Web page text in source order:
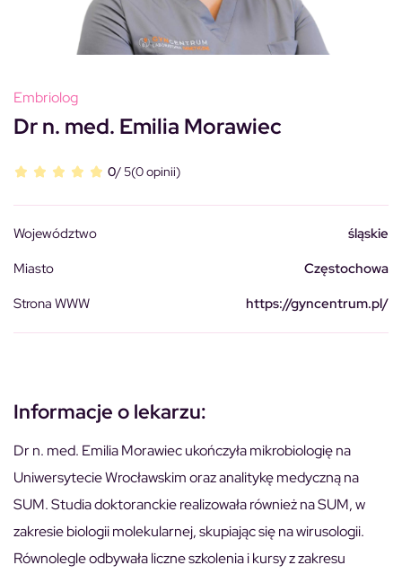
Embriolog
Dr n. med. Emilia Morawiec
0/ 5(0 opinii)
Województwo
śląskie
Miasto
Częstochowa
Strona WWW
https://gyncentrum.pl/
Informacje o lekarzu:
Dr n. med. Emilia Morawiec ukończyła mikrobiologię na
Uniwersytecie Wrocławskim oraz analitykę medyczną na
SUM. Studia doktoranckie realizowała również na SUM, w
zakresie biologii molekularnej, skupiając się na wirusologii.
Równolegle odbywała liczne szkolenia i kursy z zakresu